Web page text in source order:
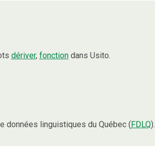
dériver, fonctiondans Usito.
données linguistiques du Québec (FDLQ).